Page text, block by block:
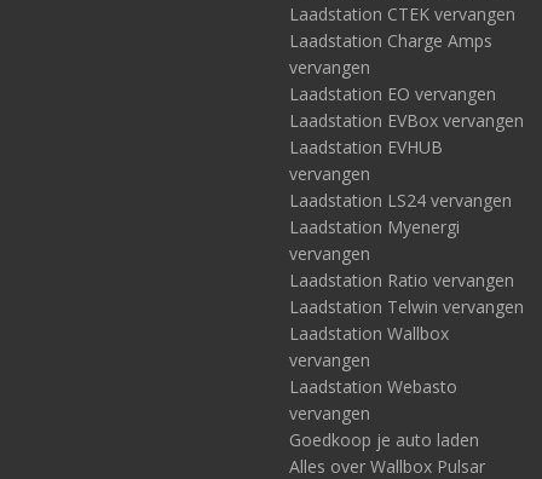
Laadstation CTEK vervangen
Laadstation Charge Amps
vervangen
Laadstation EO vervangen
Laadstation EVBox vervangen
Laadstation EVHUB
vervangen
Laadstation LS24 vervangen
Laadstation Myenergi
vervangen
Laadstation Ratio vervangen
Laadstation Telwin vervangen
Laadstation Wallbox
vervangen
Laadstation Webasto
vervangen
Goedkoop je auto laden
Alles over Wallbox Pulsar